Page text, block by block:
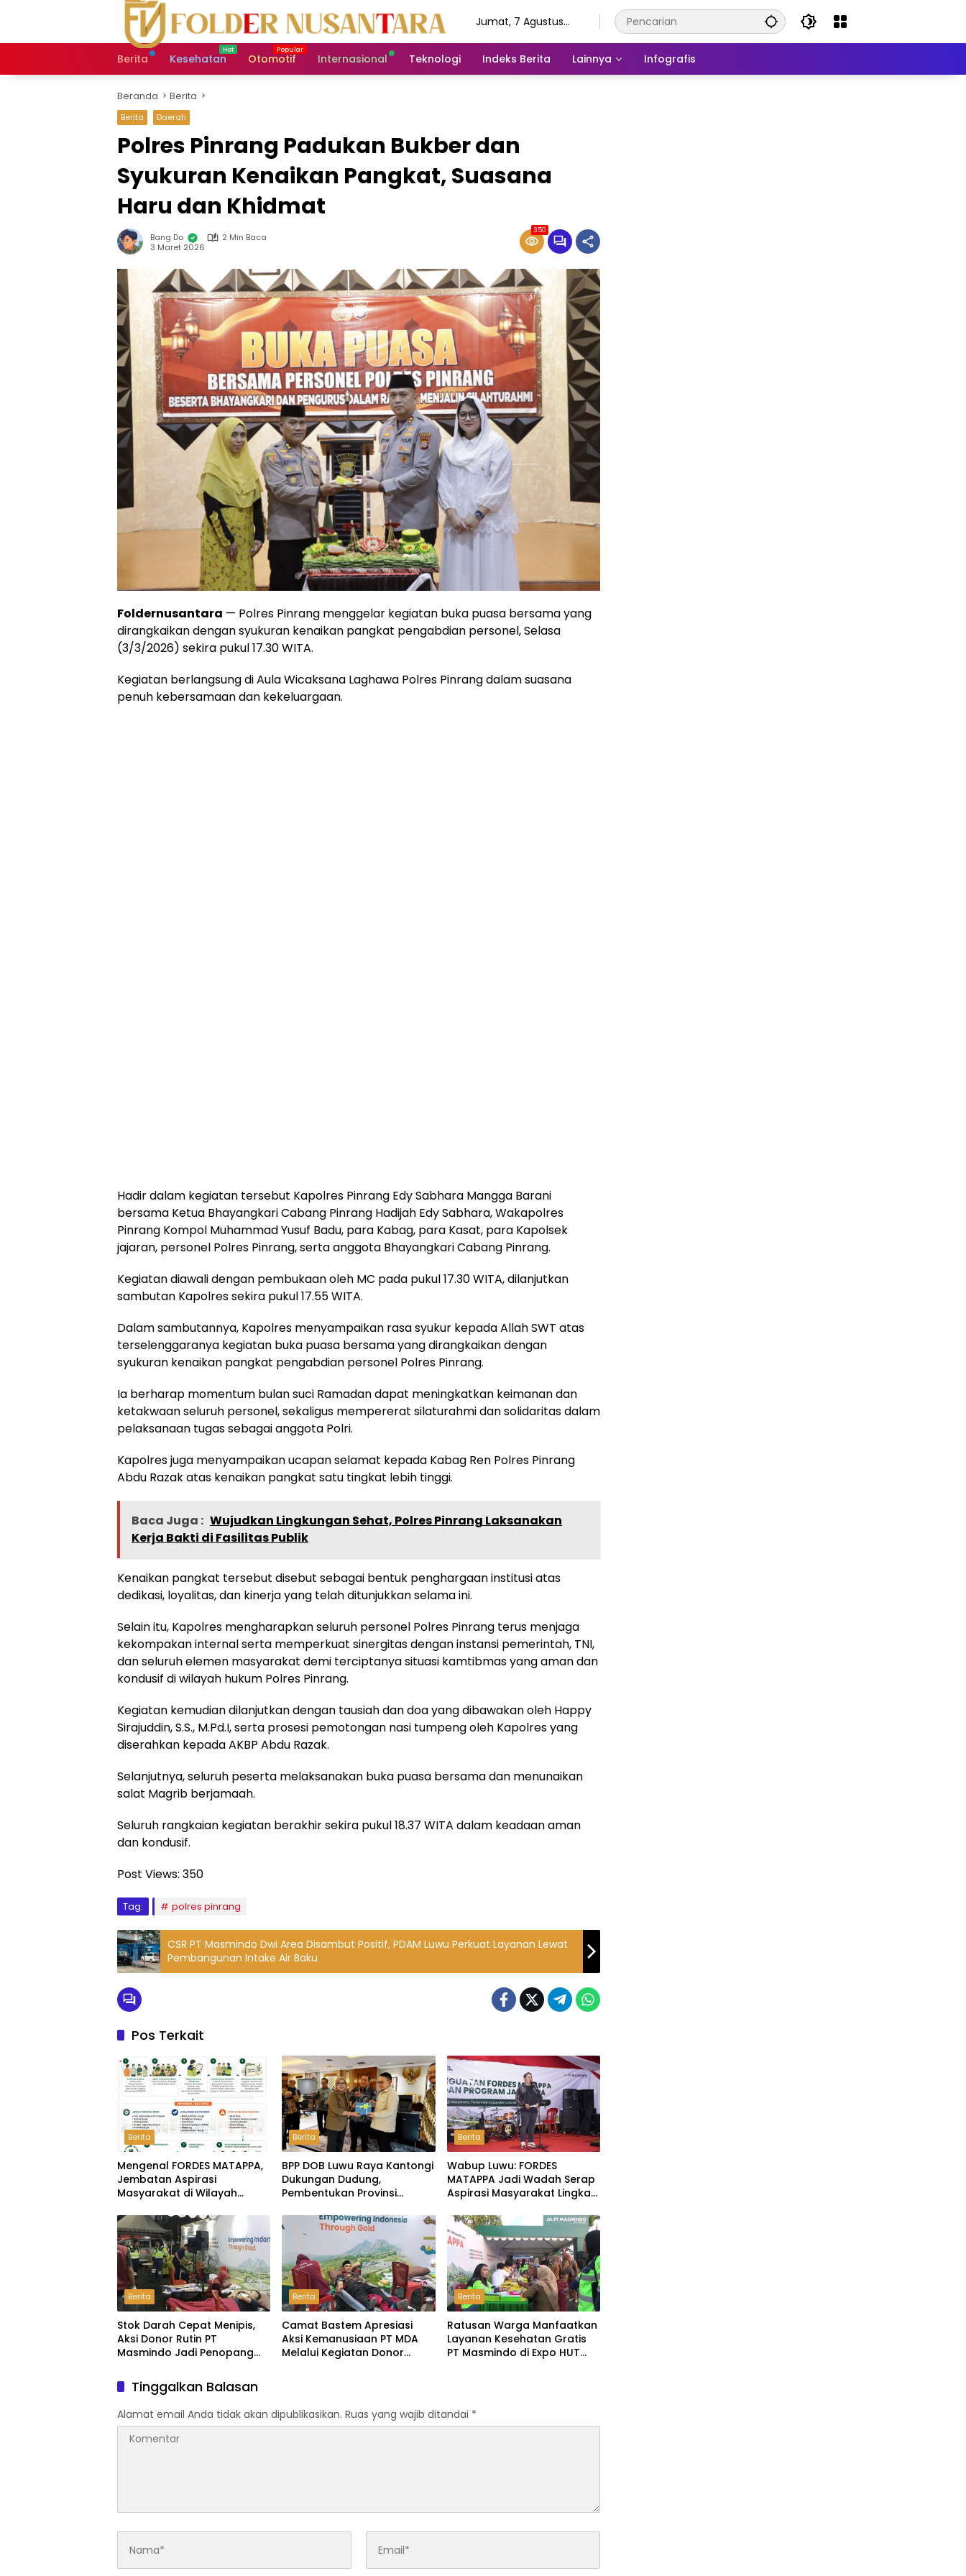
Jumat, 7 Agustus
Berita
Kesehatan Otomotif Internasional Teknologi Indeks Berita Lainnya Infografis
Beranda Berita
Berita Daerah
Polres Pinrang Padukan Bukber dan
Syukuran Kenaikan Pangkat, Suasana
Haru dan Khidmat
Bang Do
2 Min Baca
3 Maret 2026
350
Foldernusantara — Polres Pinrang menggelar kegiatan buka puasa bersama yang
dirangkaikan dengan syukuran kenaikan pangkat pengabdian personel, Selasa
(3/3/2026) sekira pukul 17.30 WITA.
Kegiatan berlangsung di Aula Wicaksana Laghawa Polres Pinrang dalam suasana
penuh kebersamaan dan kekeluargaan.
Hadir dalam kegiatan tersebut Kapolres Pinrang Edy Sabhara Mangga Barani
bersama Ketua Bhayangkari Cabang Pinrang Hadijah Edy Sabhara, Wakapolres
Pinrang Kompol Muhammad Yusuf Badu, para Kabag, para Kasat, para Kapolsek
jajaran, personel Polres Pinrang, serta anggota Bhayangkari Cabang Pinrang.
Kegiatan diawali dengan pembukaan oleh MC pada pukul 17.30 WITA, dilanjutkan
sambutan Kapolres sekira pukul 17.55 WITA.
Dalam sambutannya, Kapolres menyampaikan rasa syukur kepada Allah SWT atas
terselenggaranya kegiatan buka puasa bersama yang dirangkaikan dengan
syukuran kenaikan pangkat pengabdian personel Polres Pinrang.
Ia berharap momentum bulan suci Ramadan dapat meningkatkan keimanan dan
ketakwaan seluruh personel, sekaligus mempererat silaturahmi dan solidaritas dalam
pelaksanaan tugas sebagai anggota Polri.
Kapolres juga menyampaikan ucapan selamat kepada Kabag Ren Polres Pinrang
Abdu Razak atas kenaikan pangkat satu tingkat lebih tinggi.
Baca Juga : Wujudkan Lingkungan Sehat, Polres Pinrang Laksanakan
Kerja Bakti di Fasilitas Publik
Kenaikan pangkat tersebut disebut sebagai bentuk penghargaan institusi atas
dedikasi, loyalitas, dan kinerja yang telah ditunjukkan selama ini.
Selain itu, Kapolres mengharapkan seluruh personel Polres Pinrang terus menjaga
kekompakan internal serta memperkuat sinergitas dengan instansi pemerintah, TNI,
dan seluruh elemen masyarakat demi terciptanya situasi kamtibmas yang aman dan
kondusif di wilayah hukum Polres Pinrang.
Kegiatan kemudian dilanjutkan dengan tausiah dan doa yang dibawakan oleh Happy
Sirajuddin, S.S., M.Pd.I, serta prosesi pemotongan nasi tumpeng oleh Kapolres yang
diserahkan kepada AKBP Abdu Razak.
Selanjutnya, seluruh peserta melaksanakan buka puasa bersama dan menunaikan
salat Magrib berjamaah.
Seluruh rangkaian kegiatan berakhir sekira pukul 18.37 WITA dalam keadaan aman
dan kondusif.
Post Views: 350
Tag: polres pinrang
CSR PT Masmindo Dwi Area Disambut Positif, PDAM Luwu Perkuat Layanan Lewat
Pembangunan Intake Air Baku
Pos Terkait
Berita
Mengenal FORDES MATAPPA,
Jembatan Aspirasi
Masyarakat di Wilayah
Berita
BPP DOB Luwu Raya Kantongi
Dukungan Dudung,
Pembentukan Provinsi
Rekomendasi Pemerintah
Berita
Wabup Luwu: FORDES
MATAPPA Jadi Wadah Serap
Aspirasi Masyarakat Lingkar
Berita
Stok Darah Cepat Menipis,
Aksi Donor Rutin PT
Masmindo Jadi Penopang
Berita
Camat Bastem Apresiasi
Aksi Kemanusiaan PT MDA
Melalui Kegiatan Donor
Berita
Ratusan Warga Manfaatkan
Layanan Kesehatan Gratis
PT Masmindo di Expo HUT
Tinggalkan Balasan
Alamat email Anda tidak akan dipublikasikan. Ruas yang wajib ditandai *